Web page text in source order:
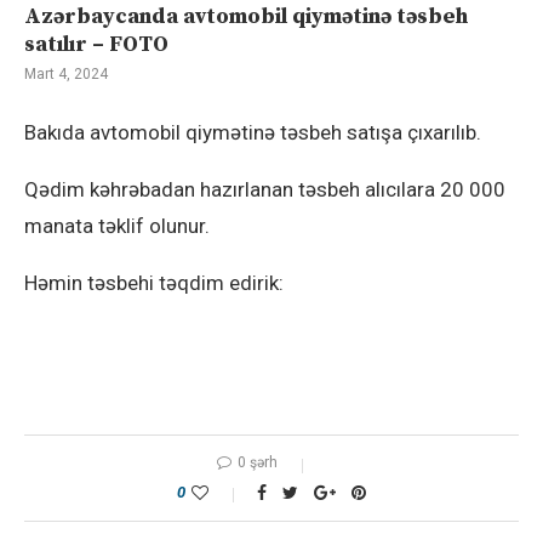
Azərbaycanda avtomobil qiymətinə təsbeh
satılır – FOTO
Mart 4, 2024
Bakıda avtomobil qiymətinə təsbeh satışa çıxarılıb.
Qədim kəhrəbadan hazırlanan təsbeh alıcılara 20 000
manata təklif olunur.
Həmin təsbehi təqdim edirik:
0 şərh
0